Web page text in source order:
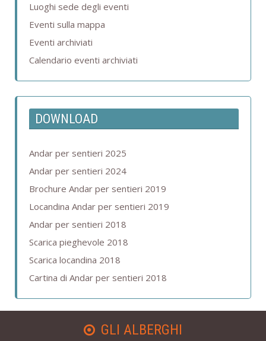
Luoghi sede degli eventi
Eventi sulla mappa
Eventi archiviati
Calendario eventi archiviati
DOWNLOAD
Andar per sentieri 2025
Andar per sentieri 2024
Brochure Andar per sentieri 2019
Locandina Andar per sentieri 2019
Andar per sentieri 2018
Scarica pieghevole 2018
Scarica locandina 2018
Cartina di Andar per sentieri 2018
GLI ALBERGHI